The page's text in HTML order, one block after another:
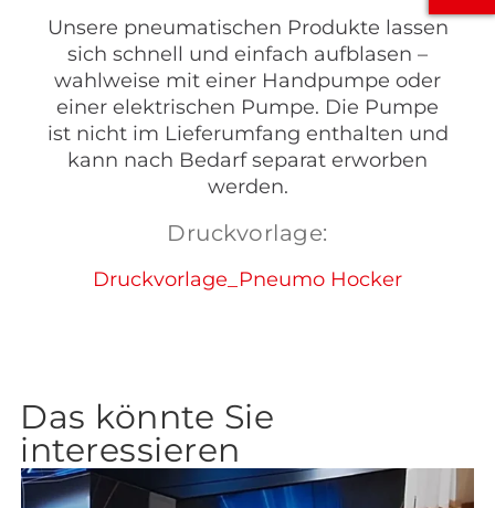
Unsere pneumatischen Produkte lassen
sich schnell und einfach aufblasen –
wahlweise mit einer Handpumpe oder
einer elektrischen Pumpe. Die Pumpe
ist nicht im Lieferumfang enthalten und
kann nach Bedarf separat erworben
werden.
Druckvorlage:
Druckvorlage_Pneumo Hocker
Das könnte Sie
interessieren